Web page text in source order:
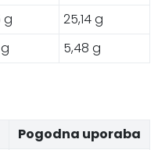
g
25,14 g
5,48 g
Pogodna uporaba